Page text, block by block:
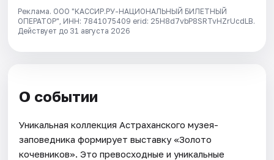
Реклама. ООО "КАССИР.РУ-НАЦИОНАЛЬНЫЙ БИЛЕТНЫЙ
ОПЕРАТОР", ИНН: 7841075409 erid: 25H8d7vbP8SRTvHZrUcdLB.
Действует до 31 августа 2026
О событии
Уникальная коллекция Астраханского музея-
заповедника формирует выставку «Золото
кочевников». Это превосходные и уникальные